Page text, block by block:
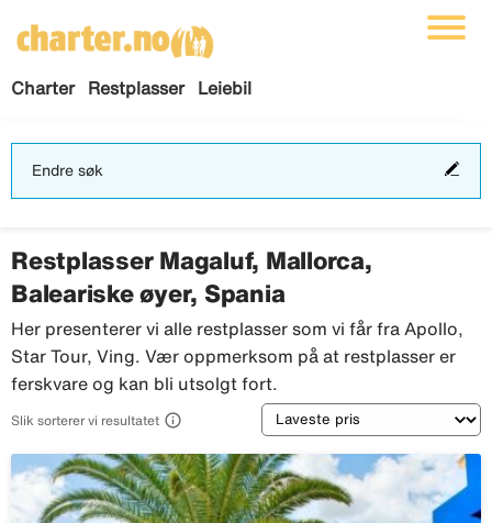
Charter Restplasser Leiebil
Endre søk
Restplasser Magaluf, Mallorca,
Baleariske øyer, Spania
Her presenterer vi alle restplasser som vi får fra Apollo,
Star Tour, Ving. Vær oppmerksom på at restplasser er
ferskvare og kan bli utsolgt fort.
Slik sorterer vi resultatet  Sortering